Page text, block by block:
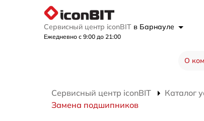
Сервисный центр iconBIT в Барнауле
Ежедневно с 9:00 до 21:00
О
Сервисный центр iconBIT Каталог
Замена подшипников